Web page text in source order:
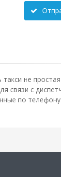
не
связи с
по телефону